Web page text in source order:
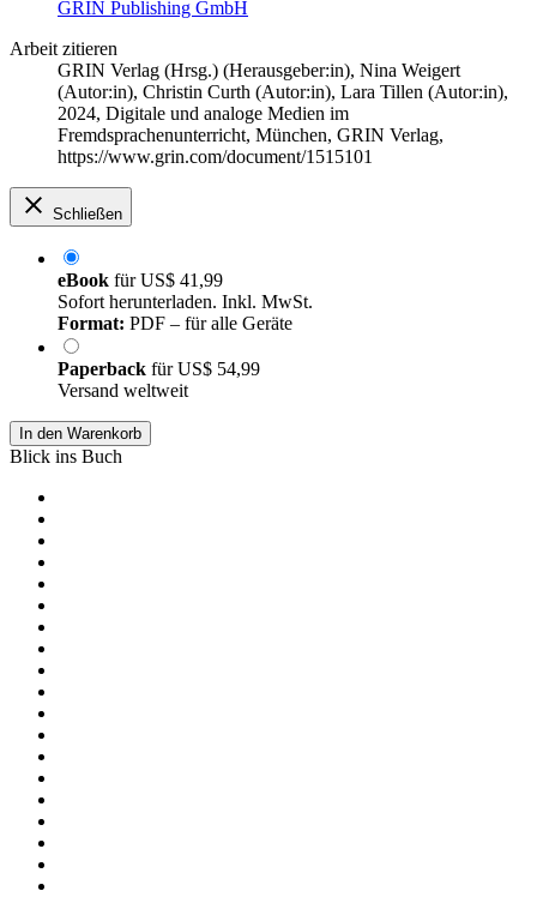
GRIN Publishing GmbH
Arbeit zitieren
GRIN Verlag (Hrsg.) (Herausgeber:in), Nina Weigert
(Autor:in), Christin Curth (Autor:in), Lara Tillen (Autor:in),
2024, Digitale und analoge Medien im
Fremdsprachenunterricht, München, GRIN Verlag,
https://www.grin.com/document/1515101
Schließen
eBook fürUS$ 41,99
Sofort herunterladen. Inkl. MwSt.
Format: PDF – für alle Geräte
Paperback fürUS$ 54,99
Versand weltweit
In den Warenkorb
Blick ins Buch